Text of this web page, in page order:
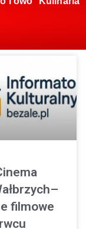
filmowe